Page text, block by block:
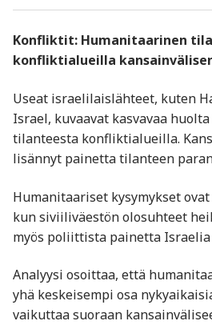
Konfliktit: Humanitaarinen
konfliktialueilla
Useat israelilaislähteet, kuten
Israel, kuvaavat kasvavaa
tilanteesta konfliktialueilla.
lisännyt painetta tilanteen
Humanitaariset kysymykset
kun siviiliväestön olosuhteet
myös poliittista painetta Israelia
Analyysi osoittaa, että
yhä keskeisempi osa
vaikuttaa suoraan